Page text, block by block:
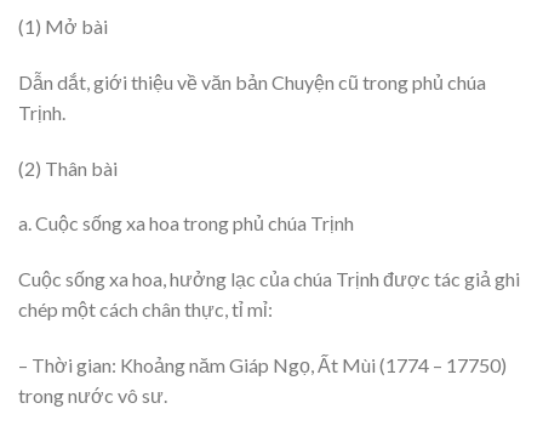
(1) Mở bài
Dẫn dắt, giới thiệu về văn bản Chuyện cũ trong phủ chúa
Trịnh.
(2) Thân bài
a. Cuộc sống xa hoa trong phủ chúa Trịnh
Cuộc sống xa hoa, hưởng lạc của chúa Trịnh được tác giả ghi
chép một cách chân thực, tỉ mỉ:
– Thời gian: Khoảng năm Giáp Ngọ, Ất Mùi (1774 – 17750)
trong nước vô sư.